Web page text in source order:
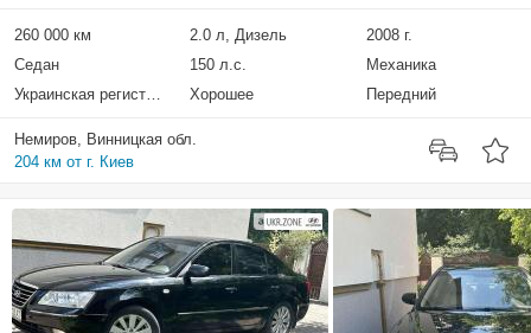
260 000 км 2.0 л, Дизель
2008 г.
Седан
150 л.с.
Механика
Украинская регистрация
Хорошее Передний
Немиров, Винницкая обл.
204 км от г. Киев